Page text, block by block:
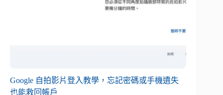
Google 自拍影片登入教學，忘記密碼或手機遺失
也能救回帳戶